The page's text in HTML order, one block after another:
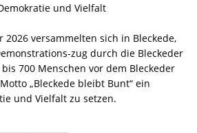
und Vielfalt
2026 versammelten sich in Bleckede,
zug durch die Bleckeder
700 Menschen vor dem Bleckeder
„Bleckede bleibt Bunt“ ein
und Vielfalt zu setzen.